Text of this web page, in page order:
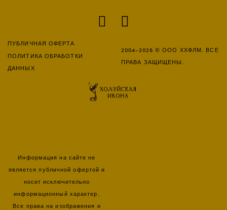
ПУБЛИЧНАЯ ОФЕРТА
ПОЛИТИКА ОБРАБОТКИ
ДАННЫХ
2004-2026 © ООО ХХФЛМ. ВСЕ
ПРАВА ЗАЩИЩЕНЫ.
Информация на сайте не
является публичной офертой и
носит исключительно
информационный характер.
Все права на изображения и